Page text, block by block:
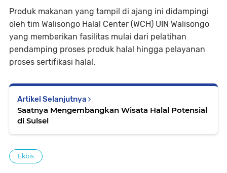
Produk makanan yang tampil di ajang ini didampingi
oleh tim Walisongo Halal Center (WCH) UIN Walisongo
yang memberikan fasilitas mulai dari pelatihan
pendamping proses produk halal hingga pelayanan
proses sertifikasi halal.
Artikel Selanjutnya
Saatnya Mengembangkan Wisata Halal Potensial
di Sulsel
Ekbis